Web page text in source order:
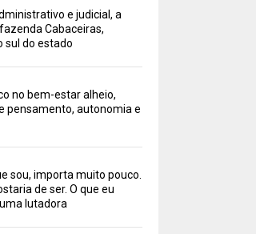
e judicial, a
Cabaceiras,
sul do estado
no bem-estar alheio,
pensamento, autonomia e
sou, importa muito pouco.
de ser. O que eu
lutadora